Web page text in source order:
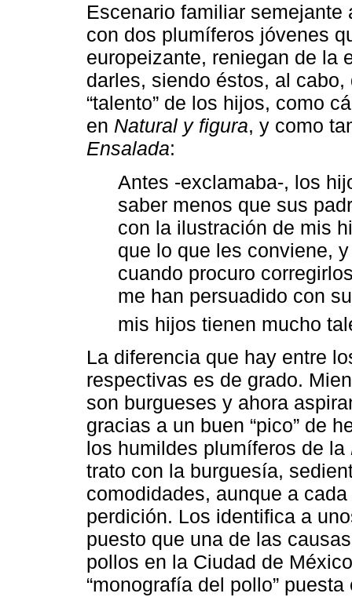
Escenario familiar
con dos plumíferos jóvenes
europeizante, reniegan de la
darles, siendo éstos, al
“talento” de los hijos, como
en Natural y figura, y como
Ensalada:
Antes -exclamaba-, los
saber menos que sus
con la ilustración de mis
que lo que les conviene,
cuando procuro
me han persuadido con
mis hijos tienen mucho
La diferencia que hay entre
respectivas es de grado.
son burgueses y ahora
gracias a un buen “pico” de
los humildes plumíferos de la
trato con la burguesía,
comodidades, aunque a
perdición. Los identifica a
puesto que una de las
pollos en la Ciudad de
“monografía del pollo”